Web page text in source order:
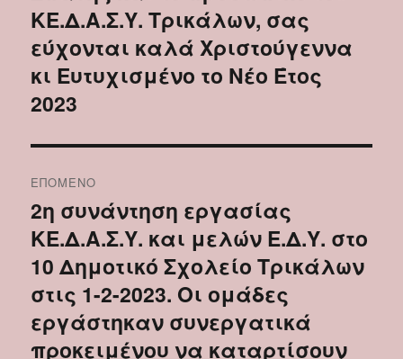
ΚΕ.Δ.Α.Σ.Υ. Τρικάλων, σας
εύχονται καλά Χριστούγεννα
κι Ευτυχισμένο το Νέο Έτος
2023
ΕΠΌΜΕΝΟ
Επόμενο
άρθρο:
2η συνάντηση εργασίας
ΚΕ.Δ.Α.Σ.Υ. και μελών Ε.Δ.Υ. στο
10 Δημοτικό Σχολείο Τρικάλων
στις 1-2-2023. Οι ομάδες
εργάστηκαν συνεργατικά
προκειμένου να καταρτίσουν